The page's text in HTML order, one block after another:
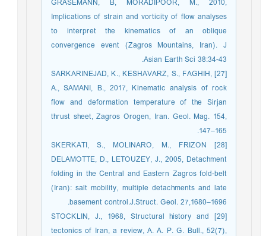
GRASEMANN, B, MORADIPOOR, M., 2010,
Implications of strain and vorticity of flow analyses
to interpret the kinematics of an oblique
convergence event (Zagros Mountains, Iran). J
Asian Earth Sci 38:34-43.
[27] SARKARINEJAD, K., KESHAVARZ, S., FAGHIH,
A., SAMANI, B., 2017, Kinematic analysis of rock
flow and deformation temperature of the Sirjan
thrust sheet, Zagros Orogen, Iran. Geol. Mag. 154,
147–165.
[28] SKERKATI, S., MOLINARO, M., FRIZON
DELAMOTTE, D., LETOUZEY, J., 2005, Detachment
folding in the Central and Eastern Zagros fold-belt
(Iran): salt mobility, multiple detachments and late
basement control.J.Struct. Geol. 27,1680–1696.
[29] STOCKLIN, J., 1968, Structural history and
tectonics of Iran, a review, A. A. P. G. Bull., 52(7),